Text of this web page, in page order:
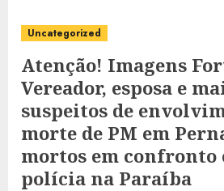
Uncategorized
Atenção! Imagens
Vereador, esposa e
suspeitos de
morte de PM em
mortos em confronto
polícia na Paraíba